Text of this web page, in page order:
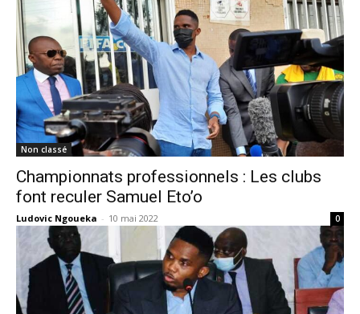
Non classé
Championnats professionnels : Les clubs
font reculer Samuel Eto’o
Ludovic Ngoueka - 10 mai 2022 0